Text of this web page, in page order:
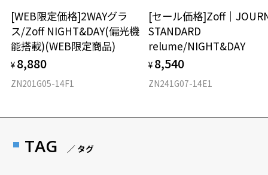
[WEB限定価格]2WAYグラ
ス/Zoff NIGHT&DAY(偏光機
能搭載)(WEB限定商品)
¥ 8,880
ZN201G05-14F1
[セール価格]Zoff｜
STANDARD
relume/NIGHT&DAY
¥ 8,540
ZN241G07-14E1
TAG ／ タグ